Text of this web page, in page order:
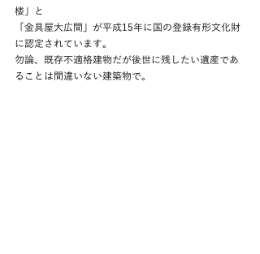
楼」と
「金具屋大広間」が平成15年に国の登録有形文化財
に認定されています。
勿論、既存不適格建物だが後世に残したい遺産であ
ることは間違いない建築物で。